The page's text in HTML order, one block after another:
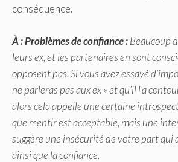
conséquence.
À : Problèmes de confiance :Beaucoup
leurs ex, et les partenaires en sont
opposent pas. Si vous avez essayé
ne parleras pas aux ex » et qu’il l’a
alors cela appelle une certaine
que mentir est acceptable, mais une
suggère une insécurité de votre part qui
ainsi que la confiance.